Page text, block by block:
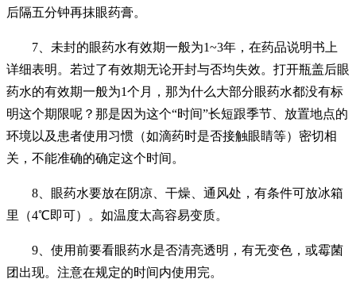
后隔五分钟再抹眼药膏。
7、未封的眼药水有效期一般为1~3年，在药品说明书上
详细表明。若过了有效期无论开封与否均失效。打开瓶盖后眼
药水的有效期一般为1个月，那为什么大部分眼药水都没有标
明这个期限呢？那是因为这个“时间”长短跟季节、放置地点的
环境以及患者使用习惯（如滴药时是否接触眼睛等）密切相
关，不能准确的确定这个时间。
8、眼药水要放在阴凉、干燥、通风处，有条件可放冰箱
里（4℃即可）。如温度太高容易变质。
9、使用前要看眼药水是否清亮透明，有无变色，或霉菌
团出现。注意在规定的时间内使用完。